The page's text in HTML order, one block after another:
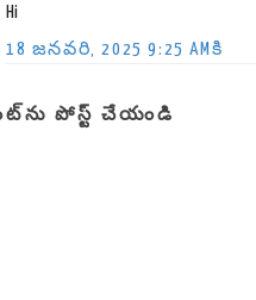
Hi
18 జనవరి, 2025 9:25 AMకి
పోస్ట్ చేయండి